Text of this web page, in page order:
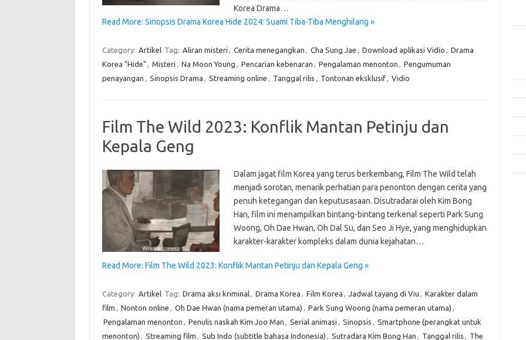
Korea Drama…
Read More: Sinopsis Drama Korea Hide 2024: Suami Tiba-Tiba Menghilang »
Category: Artikel Tag: Aliran misteri , Cerita menegangkan , Cha Sung Jae , Download aplikasi Vidio , Drama
Korea "Hide" , Misteri , Na Moon Young , Pencarian kebenaran , Pengalaman menonton , Pengumuman
penayangan , Sinopsis Drama , Streaming online , Tanggal rilis , Tontonan eksklusif, Vidio
Film The Wild 2023: Konflik Mantan Petinju dan
Kepala Geng
Dalam jagat film Korea yang terus berkembang, Film The Wild telah
menjadi sorotan, menarik perhatian para penonton dengan cerita yang
penuh ketegangan dan keputusasaan. Disutradarai oleh Kim Bong
Han, film ini menampilkan bintang-bintang terkenal seperti Park Sung
Woong, Oh Dae Hwan, Oh Dal Su, dan Seo Ji Hye, yang menghidupkan
karakter-karakter kompleks dalam dunia kejahatan…
Read More: Film The Wild 2023: Konflik Mantan Petinju dan Kepala Geng »
Category: Artikel Tag: Drama aksi kriminal, Drama Korea , Film Korea , Jadwal tayang di Viu , Karakter dalam
film , Nonton online , Oh Dae Hwan (nama pemeran utama) , Park Sung Woong (nama pemeran utama) ,
Pengalaman menonton , Penulis naskah Kim Joo Man , Serial animasi , Sinopsis , Smartphone (perangkat untuk
menonton) , Streaming film , Sub Indo (subtitle bahasa Indonesia) , Sutradara Kim Bong Han , Tanggal rilis , The